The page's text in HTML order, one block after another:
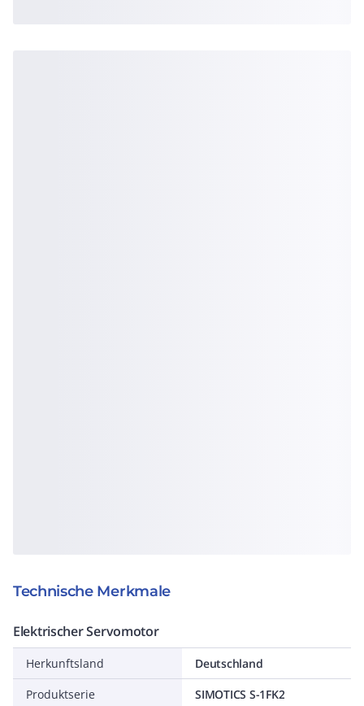
Technische Merkmale
Elektrischer Servomotor
Herkunftsland
Deutschland
Produktserie
SIMOTICS S-1FK2